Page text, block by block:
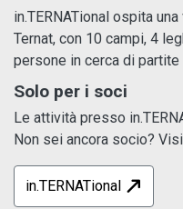
in.TERNATional ospita
Ternat, con 10 campi, 4
persone in cerca di partite
Solo per i soci
Le attività presso
Non sei ancora socio?
in.TERNATional